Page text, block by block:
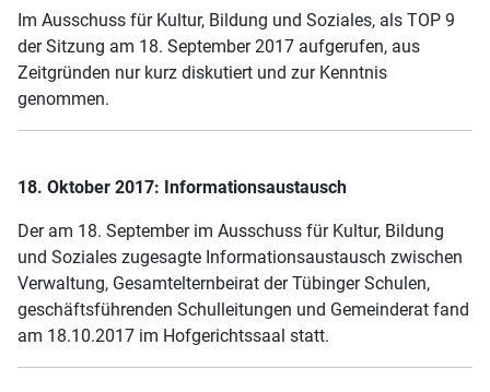
Im Ausschuss für Kultur, Bildung und Soziales, als TOP 9
der Sitzung am 18. September 2017 aufgerufen, aus
Zeitgründen nur kurz diskutiert und zur Kenntnis
genommen.
18. Oktober 2017: Informationsaustausch
Der am 18. September im Ausschuss für Kultur, Bildung
und Soziales zugesagte Informationsaustausch zwischen
Verwaltung, Gesamtelternbeirat der Tübinger Schulen,
geschäftsführenden Schulleitungen und Gemeinderat fand
am 18.10.2017 im Hofgerichtssaal statt.